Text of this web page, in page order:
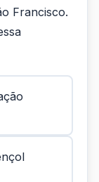
Francisco.